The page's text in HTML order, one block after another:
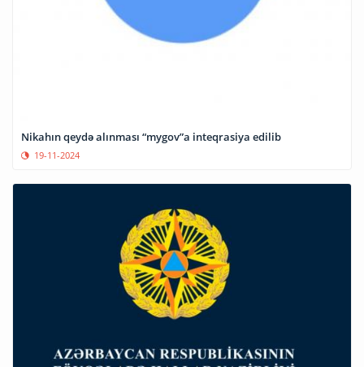
Nikahın qeydə alınması “mygov”a inteqrasiya edilib
19-11-2024